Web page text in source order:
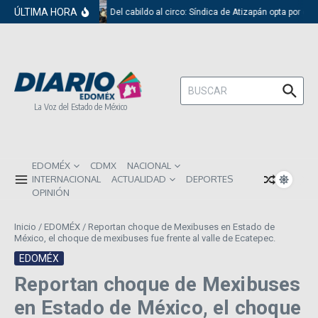
Saltar al contenido
ÚLTIMA HORA Del cabildo al circo: Síndica de Atizapán opta por el
La Voz del Estado de México
Buscar:
EDOMÉX CDMX
NACIONAL
INTERNACIONAL
ACTUALIDAD
DEPORTES
OPINIÓN
Inicio / EDOMÉX / Reportan choque de Mexibuses en Estado de
México, el choque de mexibuses fue frente al valle de Ecatepec.
EDOMÉX
Reportan choque de Mexibuses
en Estado de México, el choque